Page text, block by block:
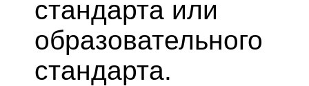
стандарта или
образовательного
стандарта.